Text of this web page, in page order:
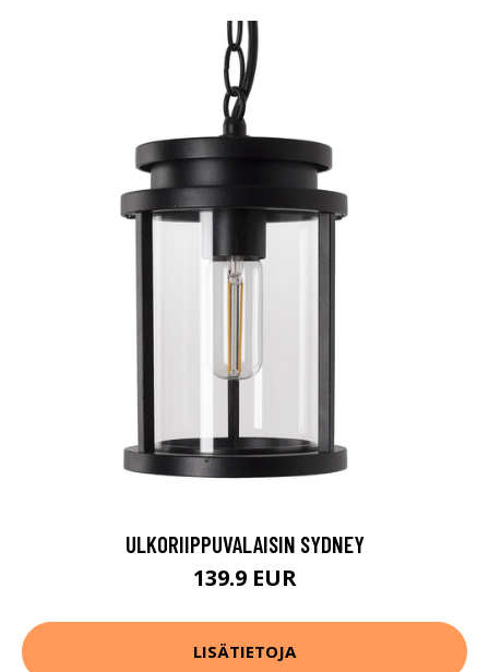
ULKORIIPPUVALAISIN SYDNEY
139.9 EUR
LISÄTIETOJA